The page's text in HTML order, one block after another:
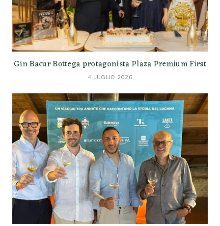
Gin Bacur Bottega protagonista Plaza Premium First
4 LUGLIO 2026